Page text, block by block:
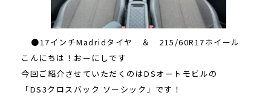
●17インチMadridタイヤ ＆ 215/60R17ホイール
こんにちは！おーにしです
今回ご紹介させていただくのはDSオートモビルの
「DS3クロスバック ソーシック」です！